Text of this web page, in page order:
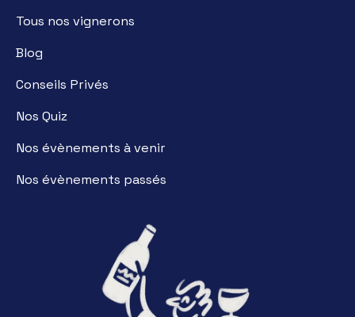
Tous nos vignerons
Blog
Conseils Privés
Nos Quiz
Nos évènements à venir
Nos évènements passés